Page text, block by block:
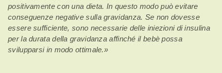
positivamente con una dieta. In questo modo può evitare
conseguenze negative sulla gravidanza. Se non dovesse
essere sufficiente, sono necessarie delle iniezioni di insulina
per la durata della gravidanza affinché il bebè possa
svilupparsi in modo ottimale.»